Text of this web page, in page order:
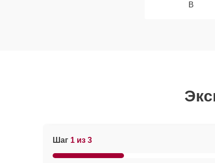
B
Шаг 1 из 3